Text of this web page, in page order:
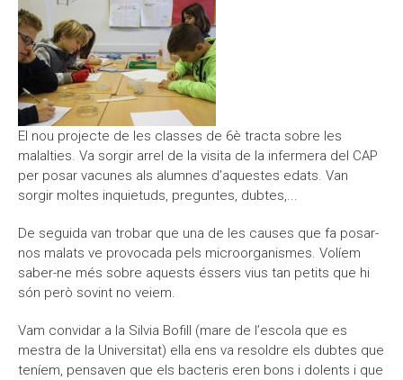
El nou projecte de les classes de 6è tracta sobre les
malalties. Va sorgir arrel de la visita de la infermera del CAP
per posar vacunes als alumnes d’aquestes edats. Van
sorgir moltes inquietuds, preguntes, dubtes,...
De seguida van trobar que una de les causes que fa posar-
nos malats ve provocada pels microorganismes. Volíem
saber-ne més sobre aquests éssers vius tan petits que hi
són però sovint no veiem.
Vam convidar a la Silvia Bofill (mare de l’escola que es
mestra de la Universitat) ella ens va resoldre els dubtes que
teníem, pensaven que els bacteris eren bons i dolents i que